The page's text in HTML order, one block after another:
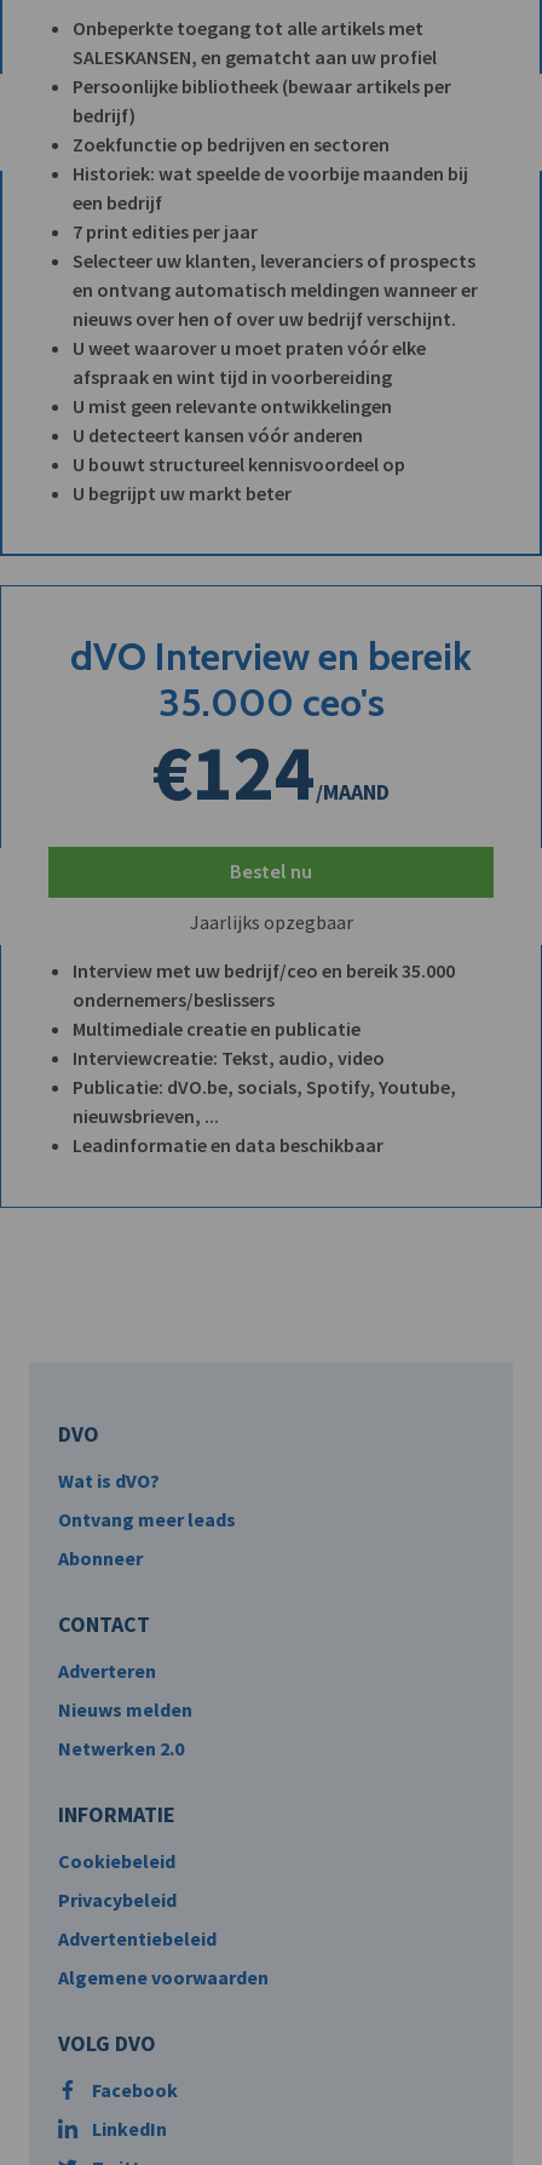
Onbeperkte toegang tot alle artikels met
SALESKANSEN, en gematcht aan uw profiel
Persoonlijke bibliotheek (bewaar artikels per
bedrijf)
Zoekfunctie op bedrijven en sectoren
Historiek: wat speelde de voorbije maanden bij
een bedrijf
7 print edities per jaar
Selecteer uw klanten, leveranciers of prospects
en ontvang automatisch meldingen wanneer er
nieuws over hen of over uw bedrijf verschijnt.
U weet waarover u moet praten vóór elke
afspraak en wint tijd in voorbereiding
U mist geen relevante ontwikkelingen
U detecteert kansen vóór anderen
U bouwt structureel kennisvoordeel op
U begrijpt uw markt beter
dVO Interview en bereik
35.000 ceo's
€124/MAAND
Bestel nu
Jaarlijks opzegbaar
Interview met uw bedrijf/ceo en bereik 35.000
ondernemers/beslissers
Multimediale creatie en publicatie
Interviewcreatie: Tekst, audio, video
Publicatie: dVO.be, socials, Spotify, Youtube,
nieuwsbrieven, ...
Leadinformatie en data beschikbaar
DVO
Wat is dVO?
Ontvang meer leads
Abonneer
CONTACT
Adverteren
Nieuws melden
Netwerken 2.0
INFORMATIE
Cookiebeleid
Privacybeleid
Advertentiebeleid
Algemene voorwaarden
VOLG DVO
Facebook
LinkedIn